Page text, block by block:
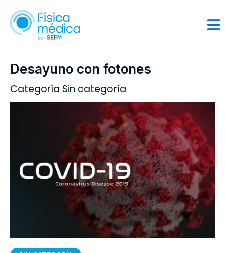
Desayuno con fotones
Categoría Sin categoría